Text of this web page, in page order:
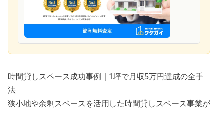
時間貸しスペース成功事例｜1坪で月収5万円達成の全手
法
狭小地や余剰スペースを活用した時間貸しスペース事業が